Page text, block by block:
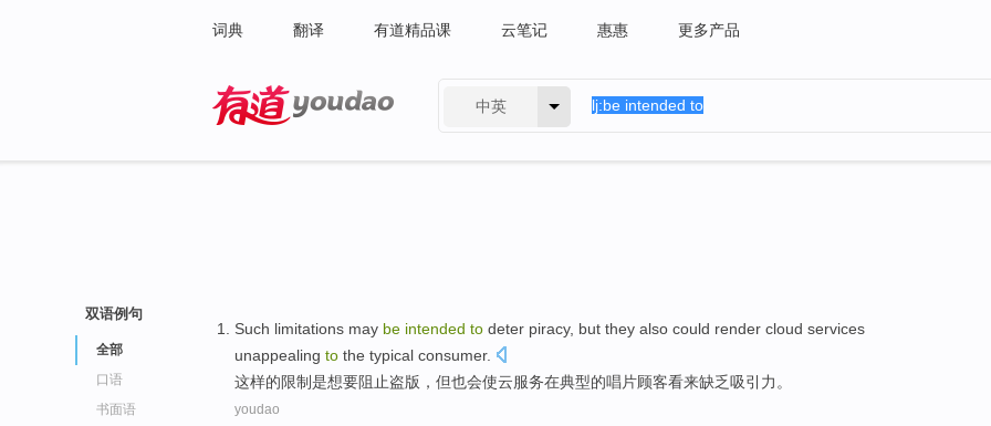
词典 翻译 有道精品课 云笔记 惠惠 更多产品
中英
双语例句
全部
口语
书面语
Such limitations may be intended to deter piracy, but they also could render cloud services
unappealing to the typical consumer.
这样的限制是想要阻止盗版 ， 但也会使云服务在典型的唱片顾客看来缺乏吸引力 。
youdao